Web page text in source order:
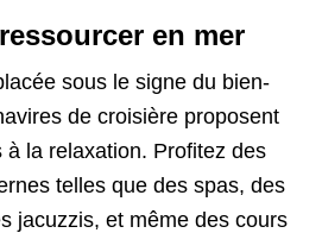
en mer
sous le signe du bien-
de croisière proposent
la relaxation. Profitez des
telles que des spas, des
jacuzzis, et même des cours